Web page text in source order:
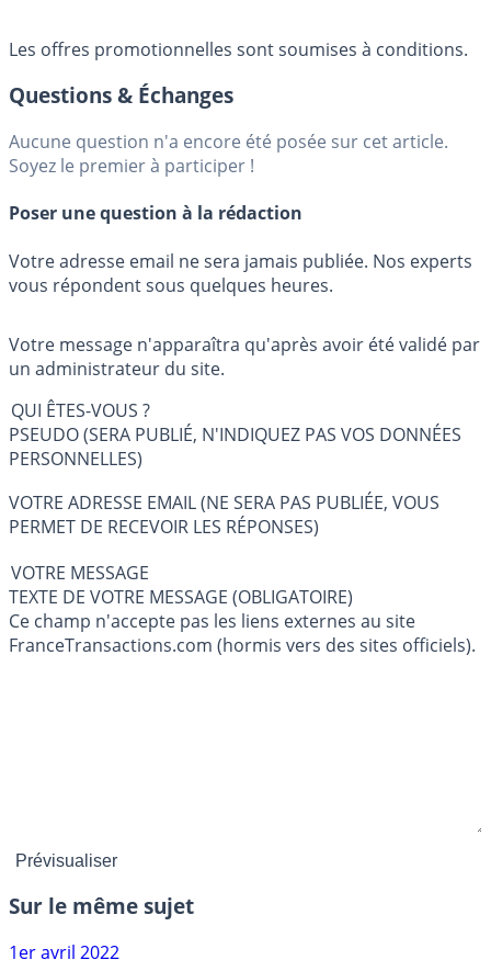
Les offres promotionnelles sont soumises à conditions.
Questions & Échanges
Aucune question n'a encore été posée sur cet article.
Soyez le premier à participer !
Poser une question à la rédaction
Votre adresse email ne sera jamais publiée. Nos experts
vous répondent sous quelques heures.
Votre message n'apparaîtra qu'après avoir été validé par
un administrateur du site.
QUI ÊTES-VOUS ?
PSEUDO (SERA PUBLIÉ, N'INDIQUEZ PAS VOS DONNÉES
PERSONNELLES)
VOTRE ADRESSE EMAIL (NE SERA PAS PUBLIÉE, VOUS
PERMET DE RECEVOIR LES RÉPONSES)
VOTRE MESSAGE
TEXTE DE VOTRE MESSAGE (OBLIGATOIRE)
Ce champ n'accepte pas les liens externes au site
FranceTransactions.com (hormis vers des sites officiels).
Sur le même sujet